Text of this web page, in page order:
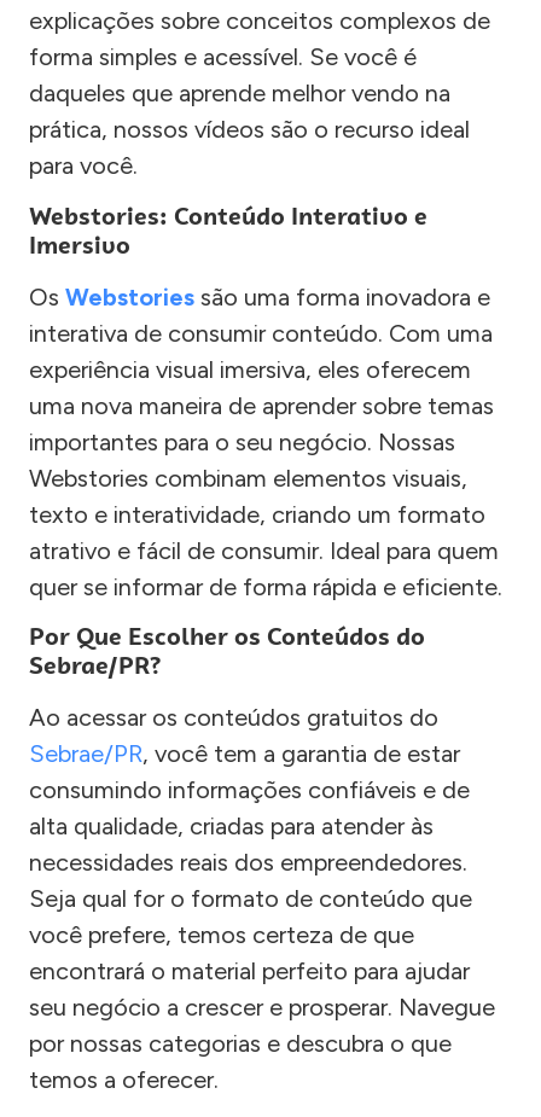
explicações sobre conceitos complexos de
forma simples e acessível. Se você é
daqueles que aprende melhor vendo na
prática, nossos vídeos são o recurso ideal
para você.
Webstories: Conteúdo Interativo e
Imersivo
Os Webstories são uma forma inovadora e
interativa de consumir conteúdo. Com uma
experiência visual imersiva, eles oferecem
uma nova maneira de aprender sobre temas
importantes para o seu negócio. Nossas
Webstories combinam elementos visuais,
texto e interatividade, criando um formato
atrativo e fácil de consumir. Ideal para quem
quer se informar de forma rápida e eficiente.
Por Que Escolher os Conteúdos do
Sebrae/PR?
Ao acessar os conteúdos gratuitos do
Sebrae/PR, você tem a garantia de estar
consumindo informações confiáveis e de
alta qualidade, criadas para atender às
necessidades reais dos empreendedores.
Seja qual for o formato de conteúdo que
você prefere, temos certeza de que
encontrará o material perfeito para ajudar
seu negócio a crescer e prosperar. Navegue
por nossas categorias e descubra o que
temos a oferecer.